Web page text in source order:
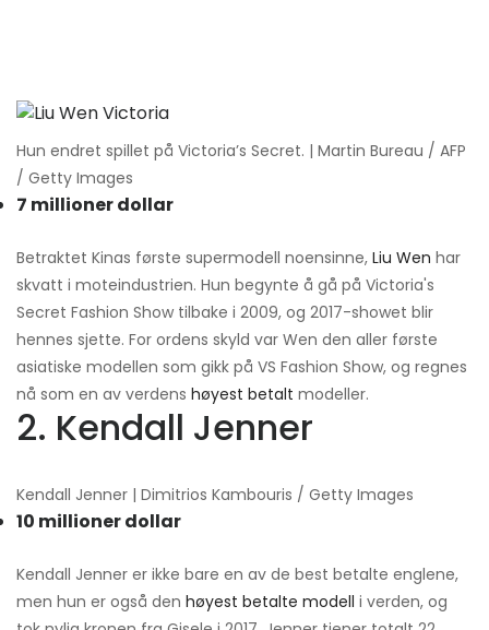
Hun endret spillet på Victoria’s Secret. | Martin Bureau / AFP
/ Getty Images
7 millioner dollar
Betraktet Kinas første supermodell noensinne, Liu Wen har
skvatt i moteindustrien. Hun begynte å gå på Victoria's
Secret Fashion Show tilbake i 2009, og 2017-showet blir
hennes sjette. For ordens skyld var Wen den aller første
asiatiske modellen som gikk på VS Fashion Show, og regnes
nå som en av verdens høyest betalt modeller.
2. Kendall Jenner
Kendall Jenner | Dimitrios Kambouris / Getty Images
10 millioner dollar
Kendall Jenner er ikke bare en av de best betalte englene,
men hun er også den høyest betalte modell i verden, og